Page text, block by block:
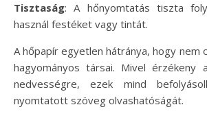
Tisztaság: A hőnyomtatás tiszta
használ festéket vagy tintát.
A hőpapír egyetlen hátránya, hogy nem
hagyományos társai. Mivel
nedvességre, ezek mind
nyomtatott szöveg olvashatóságát.